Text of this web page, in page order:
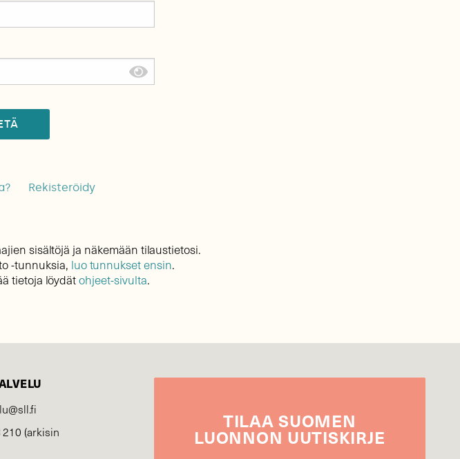
Rekisteröidy
sisältöjä ja näkemään tilaustietosi.
-tunnuksia, luo tunnukset ensin.
tietoja löydätohjeet-sivulta.
210 (arkisin
TILAASUOMEN
LUONNON UUTIS­KIRJE